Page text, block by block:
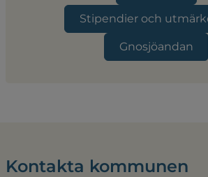
Stipendier och
Gnosjöandan
Kontakta kommunen